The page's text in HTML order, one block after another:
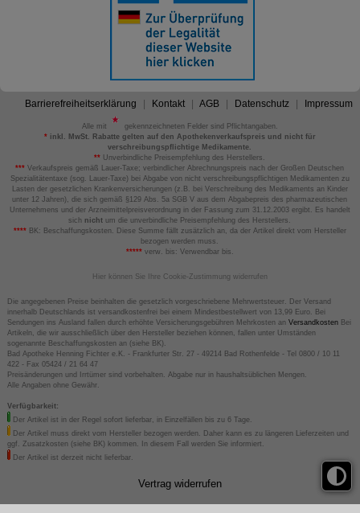
Barrierefreiheitserklärung Kontakt AGB Datenschutz Impressum
Alle mit
gekennzeichneten Felder sind Pflichtangaben.
*inkl. MwSt. Rabatte gelten auf den Apothekenverkaufspreis und nicht für
verschreibungspflichtige Medikamente.
** Unverbindliche Preisempfehlung des Herstellers.
*** Verkaufspreis gemäß Lauer-Taxe; verbindlicher Abrechnungspreis nach der Großen Deutschen
Spezialitätentaxe (sog. Lauer-Taxe) bei Abgabe von nicht verschreibungspflichtigen Medikamenten zu
Lasten der gesetzlichen Krankenversicherungen (z.B. bei Verschreibung des Medikaments an Kinder
unter 12 Jahren), die sich gemäß §129 Abs. 5a SGB V aus dem Abgabepreis des pharmazeutischen
Unternehmens und der Arzneimittelpreisverordnung in der Fassung zum 31.12.2003 ergibt. Es handelt
sich nicht um die unverbindliche Preisempfehlung des Herstellers.
****BK: Beschaffungskosten. Diese Summe fällt zusätzlich an, da der Artikel direkt vom Hersteller
bezogen werden muss.
*****verw. bis: Verwendbar bis.
Hier können Sie Ihre Cookie-Zustimmung widerrufen
Die angegebenen Preise beinhalten die gesetzlich vorgeschriebene Mehrwertsteuer. Der Versand
innerhalb Deutschlands ist versandkostenfrei bei einem Mindestbestellwert von 13,99 Euro. Bei
Sendungen ins Ausland fallen durch erhöhte Versicherungsgebühren Mehrkosten an VersandkostenBei
Artikeln, die wir ausschließlich über den Hersteller beziehen können, fallen unter Umständen
sogenannte Beschaffungskosten an (siehe BK).
Bad Apotheke Henning Fichter e.K. - Frankfurter Str. 27 - 49214 Bad Rothenfelde - Tel 0800 / 10 11
422 - Fax 05424 / 21 64 47
Preisänderungen und Irrtümer sind vorbehalten. Abgabe nur in haushaltsüblichen Mengen.
Alle Angaben ohne Gewähr.
Verfügbarkeit:
Der Artikel ist in der Regel sofort lieferbar, in Einzelfällen bis zu 6 Tage.
Der Artikel muss direkt vom Hersteller bezogen werden. Daher kann es zu längeren Lieferzeiten und
ggf. Zusatzkosten (siehe BK) kommen. In diesem Fall werden Sie informiert.
Der Artikel ist derzeit nicht lieferbar.
Vertrag widerrufen